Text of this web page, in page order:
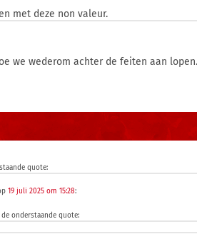
met deze non valeur.
we wederom achter de feiten aan lopen.
quote:
19 juli 2025 om 15:28:
onderstaande quote: